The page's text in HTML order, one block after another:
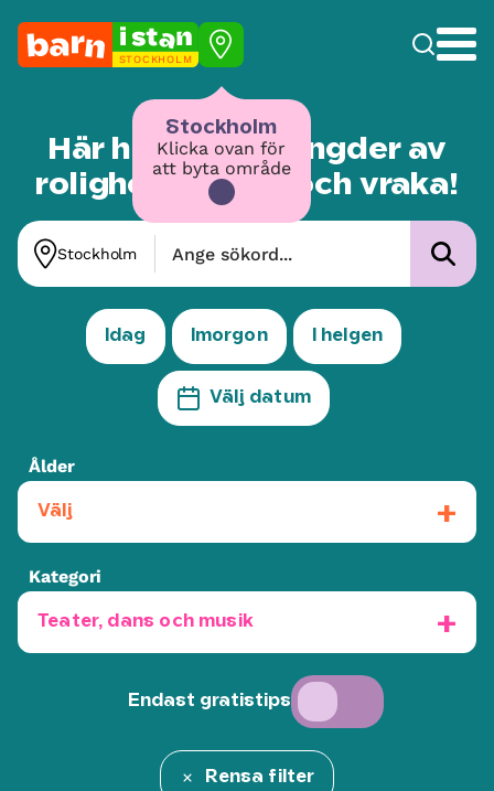
STOCKHOLM
Stockholm
Klicka ovan för
att byta område
Här hittar du mängder av
roligheter – välj och vraka!
Stockholm
Idag Imorgon I helgen
Välj datum
Ålder
Välj
Kategori
Teater, dans och musik
Endast gratistips
Rensa filter